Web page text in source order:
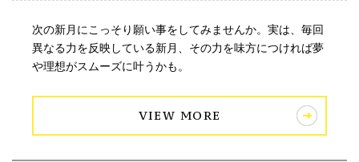
次の新月にこっそり願い事をしてみませんか。実は、毎回
異なる力を反映している新月、その力を味方につければ夢
や理想がスムーズに叶うかも。
VIEW MORE